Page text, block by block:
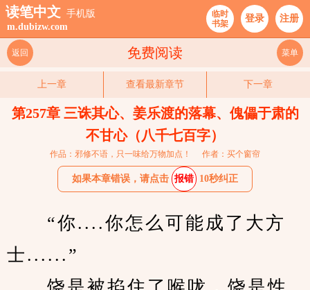
读笔中文 手机版
m.dubizw.com
临时
书架
登录 注册
免费阅读
返回 菜单
上一章 查看最新章节 下一章
第257章 三诛其心、姜乐渡的落幕、傀儡于肃的
不甘心（八千七百字）
作品：邪修不语，只一味给万物加点！ 作者：买个窗帘
如果本章错误，请点击 报错 10秒纠正
“你....你怎么可能成了大方
士......”